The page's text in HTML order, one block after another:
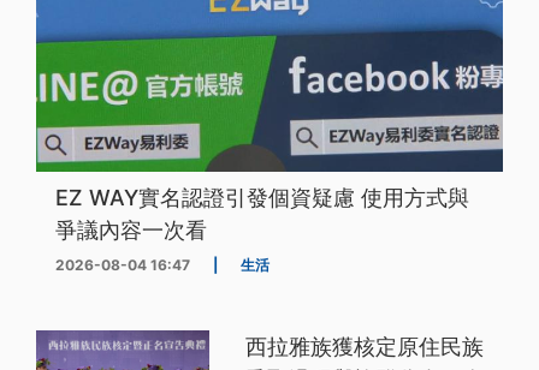
EZ WAY實名認證引發個資疑慮 使用方式與
爭議內容一次看
2026-08-04 16:47 生活
西拉雅族獲核定原住民族